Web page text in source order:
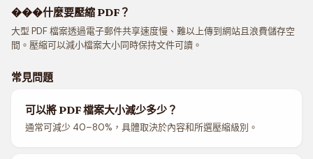
���什麼要壓縮 PDF？
大型 PDF 檔案透過電子郵件共享速度慢、難以上傳到網站且浪費儲存空
間。壓縮可以減小檔案大小同時保持文件可讀。
常見問題
可以將 PDF 檔案大小減少多少？
通常可減少 40–80%，具體取決於內容和所選壓縮級別。